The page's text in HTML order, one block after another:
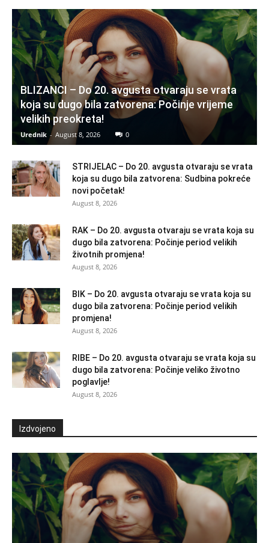
BLIZANCI – Do 20. avgusta otvaraju se vrata
koja su dugo bila zatvorena: Počinje vrijeme
velikih preokreta!
Urednik - August 8, 2026 0
STRIJELAC – Do 20. avgusta otvaraju se vrata
koja su dugo bila zatvorena: Sudbina pokreće
novi početak!
August 8, 2026
RAK – Do 20. avgusta otvaraju se vrata koja su
dugo bila zatvorena: Počinje period velikih
životnih promjena!
August 8, 2026
BIK – Do 20. avgusta otvaraju se vrata koja su
dugo bila zatvorena: Počinje period velikih
promjena!
August 8, 2026
RIBE – Do 20. avgusta otvaraju se vrata koja su
dugo bila zatvorena: Počinje veliko životno
poglavlje!
August 8, 2026
Izdvojeno